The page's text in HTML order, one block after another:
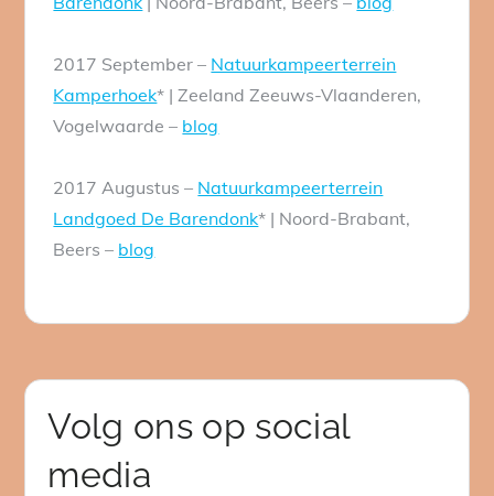
2017 September – Natuurkampeerterrein
Kamperhoek* | Zeeland Zeeuws-Vlaanderen,
Vogelwaarde – blog
2017 Augustus – Natuurkampeerterrein
Landgoed De Barendonk* | Noord-Brabant,
Beers – blog
Volg ons op social
media